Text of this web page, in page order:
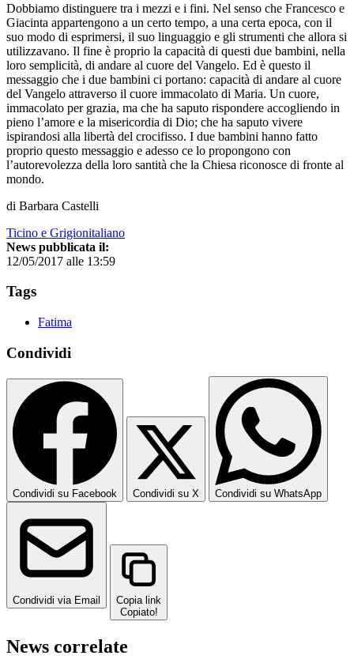
Dobbiamo distinguere tra i mezzi e i fini. Nel senso che Francesco e
Giacinta appartengono a un certo tempo, a una certa epoca, con il
suo modo di esprimersi, il suo linguaggio e gli strumenti che allora si
utilizzavano. Il fine è proprio la capacità di questi due bambini, nella
loro semplicità, di andare al cuore del Vangelo. Ed è questo il
messaggio che i due bambini ci portano: capacità di andare al cuore
del Vangelo attraverso il cuore immacolato di Maria. Un cuore,
immacolato per grazia, ma che ha saputo rispondere accogliendo in
pieno l’amore e la misericordia di Dio; che ha saputo vivere
ispirandosi alla libertà del crocifisso. I due bambini hanno fatto
proprio questo messaggio e adesso ce lo propongono con
l’autorevolezza della loro santità che la Chiesa riconosce di fronte al
mondo.
di Barbara Castelli
Ticino e Grigionitaliano
News pubblicata il:
12/05/2017 alle 13:59
Tags
Fatima
Condividi
Condividi su Facebook Condividi su X Condividi su WhatsApp
Condividi via Email
Copia link
Copiato!
News correlate